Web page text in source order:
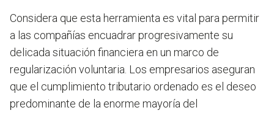
Considera que esta herramienta es vital para permitir
a las compañías encuadrar progresivamente su
delicada situación financiera en un marco de
regularización voluntaria. Los empresarios aseguran
que el cumplimiento tributario ordenado es el deseo
predominante de la enorme mayoría del